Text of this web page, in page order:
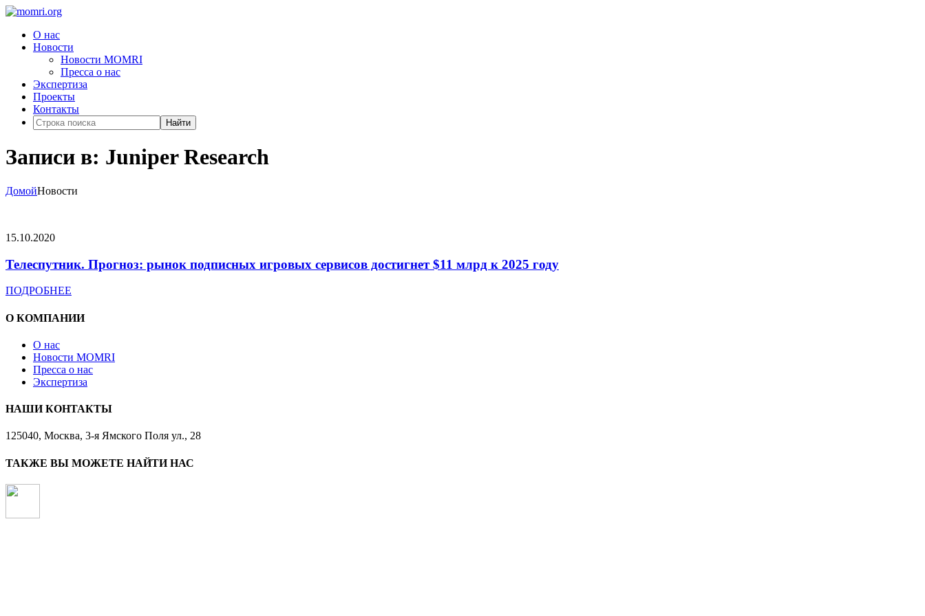
О нас
Новости
Новости MOMRI
Пресса о нас
Экспертиза
Проекты
Контакты
Найти
Записи в: Juniper Research
ДомойНовости
15.10.2020
Телеспутник. Прогноз: рынок подписных игровых сервисов достигнет $11 млрд к 2025 году
ПОДРОБНЕЕ
О КОМПАНИИ
О нас
Новости MOMRI
Пресса о нас
Экспертиза
НАШИ КОНТАКТЫ
125040, Москва, 3-я Ямского Поля ул., 28
ТАКЖЕ ВЫ МОЖЕТЕ НАЙТИ НАС